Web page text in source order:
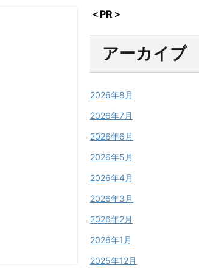
＜PR＞
アーカイブ
2026年8月
2026年7月
2026年6月
2026年5月
2026年4月
2026年3月
2026年2月
2026年1月
2025年12月